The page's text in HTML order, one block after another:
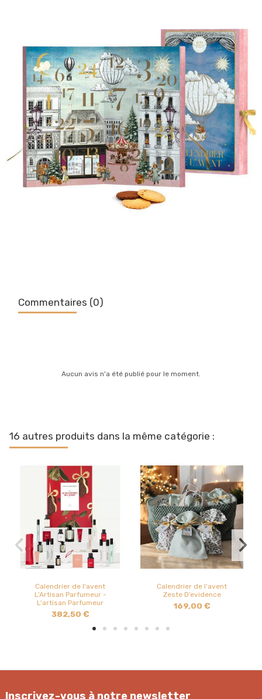
Commentaires (0)
Aucun avis n'a été publié pour le moment.
16 autres produits dans la même catégorie :
Calendrier de l'avent
L’Artisan Parfumeur -
L'artisan Parfumeur
382,50 €
Calendrier de l'avent
Zeste D’evidence
169,00 €
Inscrivez-vous à notre newsletter